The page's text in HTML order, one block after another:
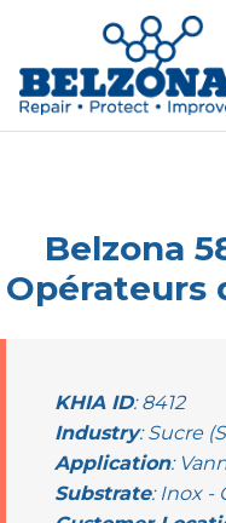
Belzona
Opérateurs
KHIA ID: 8412
Industry: Sucre
Application:
Substrate: Inox -